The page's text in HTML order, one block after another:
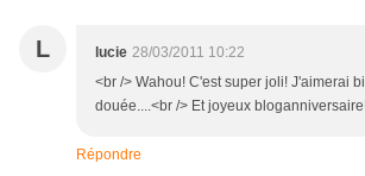
L lucie 28/03/2011 10:22
<br /> Wahou! C'est super joli! J'aimerai
douée....<br /> Et joyeux
Répondre